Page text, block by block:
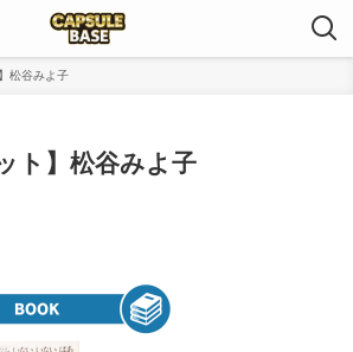
松谷みよ子
ト】松谷みよ子